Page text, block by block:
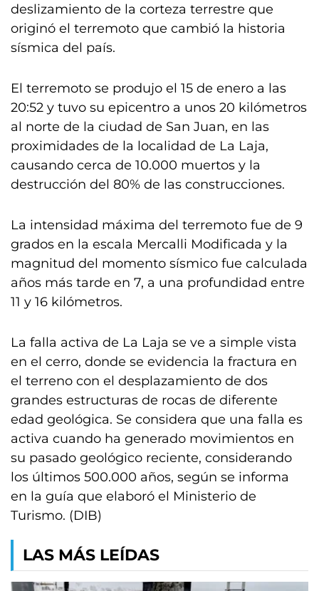
deslizamiento de la corteza terrestre que
originó el terremoto que cambió la historia
sísmica del país.
El terremoto se produjo el 15 de enero a las
20:52 y tuvo su epicentro a unos 20 kilómetros
al norte de la ciudad de San Juan, en las
proximidades de la localidad de La Laja,
causando cerca de 10.000 muertos y la
destrucción del 80% de las construcciones.
La intensidad máxima del terremoto fue de 9
grados en la escala Mercalli Modificada y la
magnitud del momento sísmico fue calculada
años más tarde en 7, a una profundidad entre
11 y 16 kilómetros.
La falla activa de La Laja se ve a simple vista
en el cerro, donde se evidencia la fractura en
el terreno con el desplazamiento de dos
grandes estructuras de rocas de diferente
edad geológica. Se considera que una falla es
activa cuando ha generado movimientos en
su pasado geológico reciente, considerando
los últimos 500.000 años, según se informa
en la guía que elaboró el Ministerio de
Turismo. (DIB)
LAS MÁS LEÍDAS